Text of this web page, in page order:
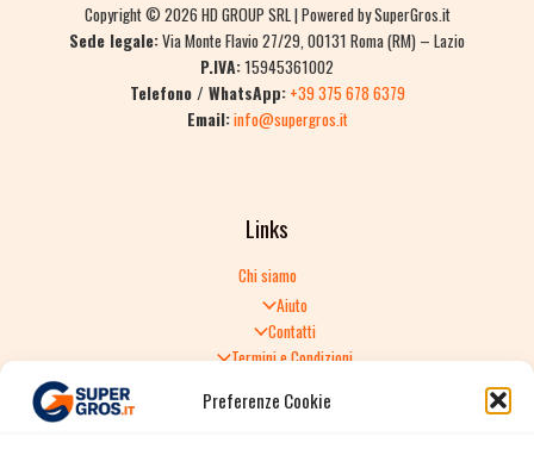
Preferenze Cookie
Copyright © 2026 HD GROUP SRL | Powered by SuperGros.it
Sede legale:Via Monte Flavio 27/29, 00131 Roma (RM) – Lazio
P.IVA:15945361002
Telefono / WhatsApp: +39 375 678 6379
Email:info@supergros.it
Links
Chi siamo
Aiuto
Contatti
Termini e Condizioni
Politica di Reso